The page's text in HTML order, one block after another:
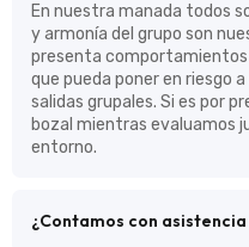
En nuestra manada todos
y armonía del grupo son
presenta
que pueda poner en riesgo
salidas grupales. Si es por
bozal mientras evaluamos
entorno.
¿Contamos con